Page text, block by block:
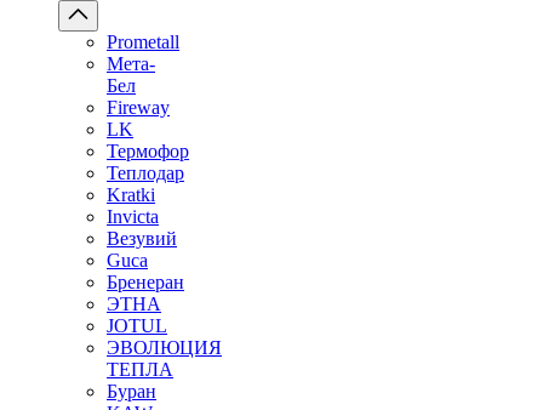
Prometall
Мета-
Бел
Fireway
LK
Термофор
Теплодар
Kratki
Invicta
Везувий
Guca
Бренеран
ЭТНА
JOTUL
ЭВОЛЮЦИЯ
ТЕПЛА
Буран